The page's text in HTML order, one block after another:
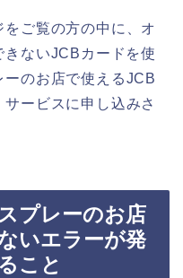
ご覧の方の中に、オ
ないJCBカードを使
ーのお店で使えるJCB
ービスに申し込みさ
プレーのお店
いエラーが発
こと